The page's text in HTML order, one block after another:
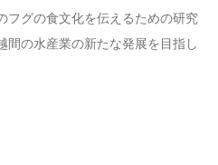
フグの食文化を伝えるための研究
間の水産業の新たな発展を目指し